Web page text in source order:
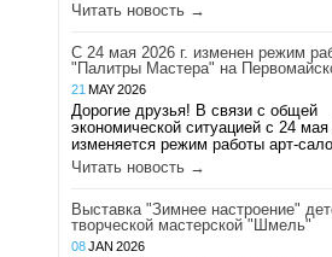
Читать новость →
С 24 мая 2026 г. изменен режим
"Палитры Мастера" на
21 MAY2026
Дорогие друзья! В связи с общей
экономической ситуацией с 24 мая
изменяется режим работы арт-
Читать новость →
Выставка "Зимнее настроение"
творческой мастерской "Шмель"
08JAN 2026